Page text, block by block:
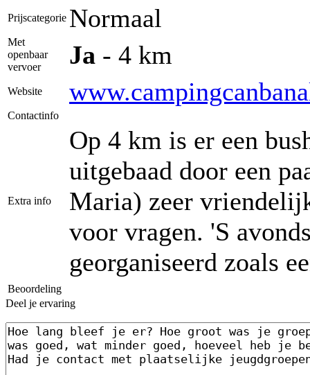
Prijscategorie Normaal
Met
openbaar
vervoer
Ja - 4 km
Website
Contactinfo
Extra info
Op 4 km is er een
uitgebaad door een
Maria) zeer
voor vragen. 'S
georganiseerd zoals
Beoordeling
Deel je ervaring